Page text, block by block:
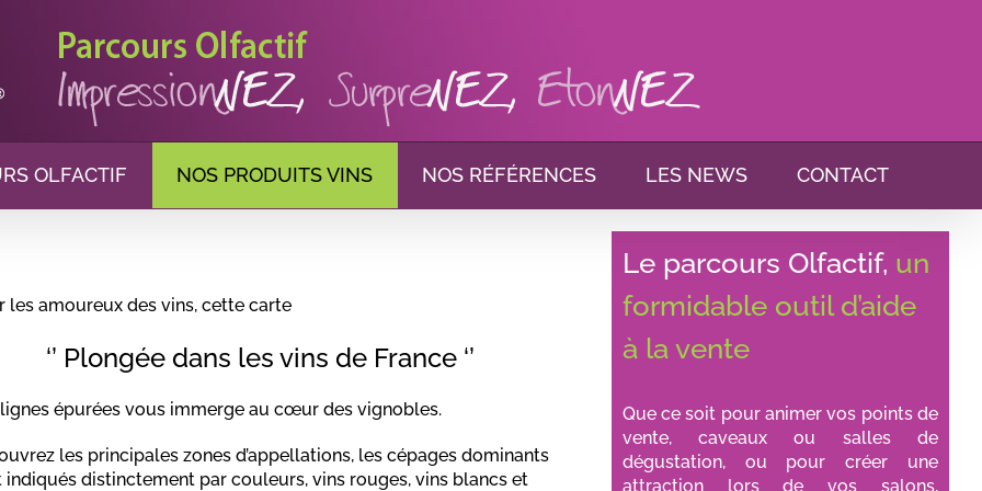
OLFACTIF NOS PRODUITS VINS NOS RÉFÉRENCES LES NEWS CONTACT
les amoureux des vins, cette carte
‘’ Plongée dans les vins de France ‘’
épurées vous immerge au cœur des vignobles.
les principales zones d’appellations, les cépages dominants
indiqués distinctement par couleurs, vins rouges, vins blancs et
Le parcours Olfactif, un
formidable outil d’aide
à la vente
Que ce soit pour animer vos points de
vente, caveaux ou salles de
dégustation, ou pour créer une
attraction lors de vos salons,